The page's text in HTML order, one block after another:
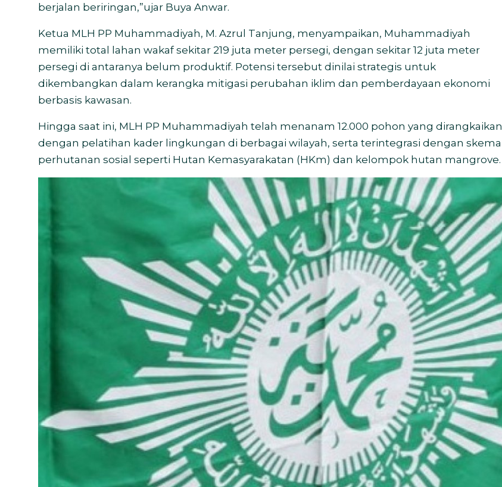
berjalan beriringan,”ujar Buya Anwar.
Ketua MLH PP Muhammadiyah, M. Azrul Tanjung, menyampaikan, Muhammadiyah
memiliki total lahan wakaf sekitar 219 juta meter persegi, dengan sekitar 12 juta meter
persegi di antaranya belum produktif. Potensi tersebut dinilai strategis untuk
dikembangkan dalam kerangka mitigasi perubahan iklim dan pemberdayaan ekonomi
berbasis kawasan.
Hingga saat ini, MLH PP Muhammadiyah telah menanam 12.000 pohon yang dirangkaikan
dengan pelatihan kader lingkungan di berbagai wilayah, serta terintegrasi dengan skema
perhutanan sosial seperti Hutan Kemasyarakatan (HKm) dan kelompok hutan mangrove.